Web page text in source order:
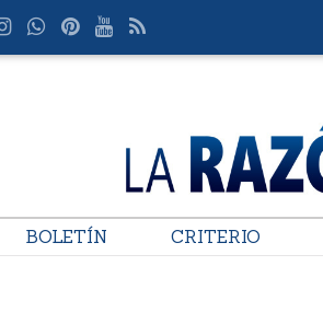
BOLETÍN CRITERIO